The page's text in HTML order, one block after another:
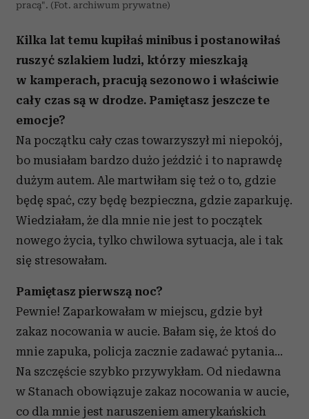
pracą". (Fot. archiwum prywatne)
Kilka lat temu kupiłaś minibus i postanowiłaś
ruszyć szlakiem ludzi, którzy mieszkają
w kamperach, pracują sezonowo i właściwie
cały czas są w drodze. Pamiętasz jeszcze te
emocje?
Na początku cały czas towarzyszył mi niepokój,
bo musiałam bardzo dużo jeździć i to naprawdę
dużym autem. Ale martwiłam się też o to, gdzie
będę spać, czy będę bezpieczna, gdzie zaparkuję.
Wiedziałam, że dla mnie nie jest to początek
nowego życia, tylko chwilowa sytuacja, ale i tak
się stresowałam.
Pamiętasz pierwszą noc?
Pewnie! Zaparkowałam w miejscu, gdzie był
zakaz nocowania w aucie. Bałam się, że ktoś do
mnie zapuka, policja zacznie zadawać pytania…
Na szczęście szybko przywykłam. Od niedawna
w Stanach obowiązuje zakaz nocowania w aucie,
co dla mnie jest naruszeniem amerykańskich